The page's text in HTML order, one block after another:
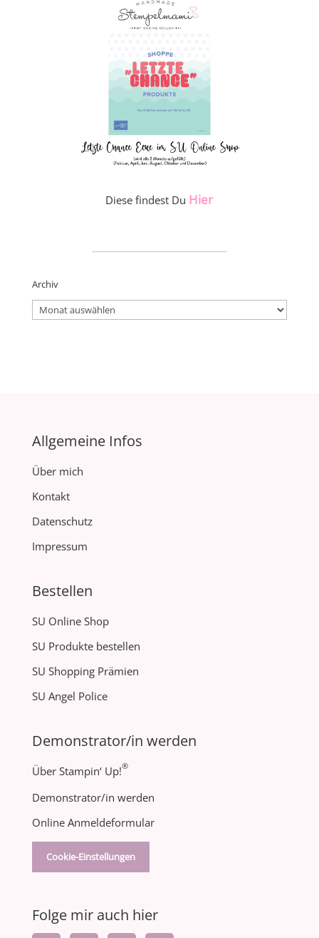
Diese findest Du Hier
Archiv
Archiv
Allgemeine Infos
Über mich
Kontakt
Datenschutz
Impressum
Bestellen
SU Online Shop
SU Produkte bestellen
SU Shopping Prämien
SU Angel Police
Demonstrator/in werden
Über Stampin‘ Up!®
Demonstrator/in werden
Online Anmeldeformular
Cookie-Einstellungen
Folge mir auch hier